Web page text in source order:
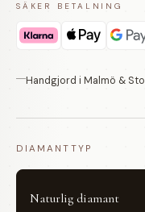
SÄKER BETALNING
Handgjord i Malmö &
DIAMANTTYP
Naturlig diamant